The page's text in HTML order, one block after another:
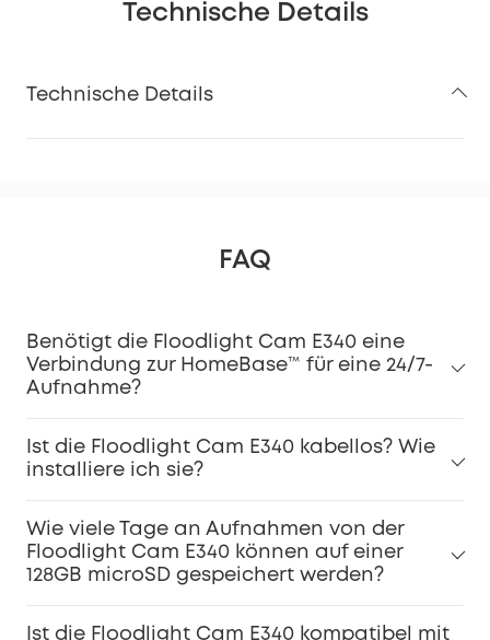
Technische Details
Technische Details
FAQ
Benötigt die Floodlight Cam E340 eine
Verbindung zur HomeBase™ für eine 24/7-
Aufnahme?
Ist die Floodlight Cam E340 kabellos? Wie
installiere ich sie?
Wie viele Tage an Aufnahmen von der
Floodlight Cam E340 können auf einer
128GB microSD gespeichert werden?
Ist die Floodlight Cam E340 kompatibel mit